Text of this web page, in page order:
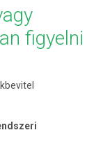
figyelni